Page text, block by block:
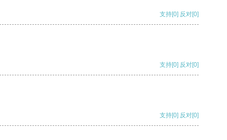
支持[0] 反对[0]
支持[0] 反对[0]
支持[0] 反对[0]